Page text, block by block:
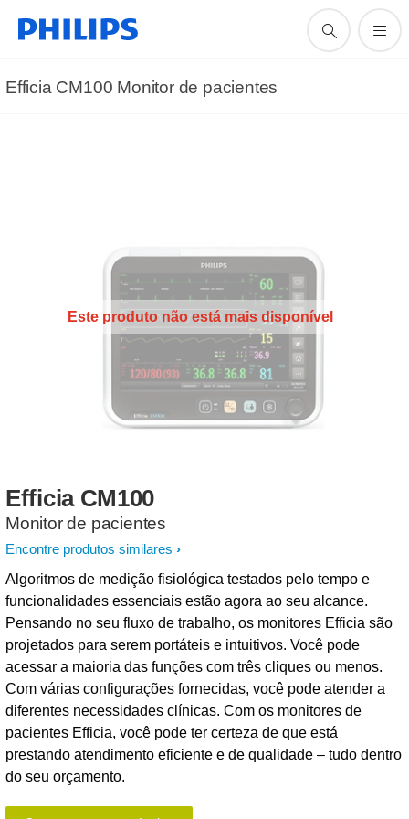
Efficia CM100 Monitor de pacientes
Este produto não está mais disponível
Efficia CM100
Monitor de pacientes
Encontre produtos similares
Algoritmos de medição fisiológica testados pelo tempo e
funcionalidades essenciais estão agora ao seu alcance.
Pensando no seu fluxo de trabalho, os monitores Efficia são
projetados para serem portáteis e intuitivos. Você pode
acessar a maioria das funções com três cliques ou menos.
Com várias configurações fornecidas, você pode atender a
diferentes necessidades clínicas. Com os monitores de
pacientes Efficia, você pode ter certeza de que está
prestando atendimento eficiente e de qualidade – tudo dentro
do seu orçamento.